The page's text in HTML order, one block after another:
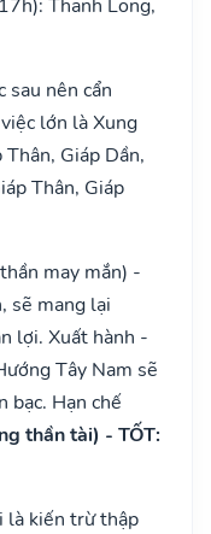
Thanh Long,
sau nên cẩn
lớn là Xung
Giáp Dần,
Thân, Giáp
may mắn) -
sẽ mang lại
lợi. Xuất hành -
Tây Nam sẽ
bạc. Hạn chế
thần tài) - TỐT:
là kiến trừ thập